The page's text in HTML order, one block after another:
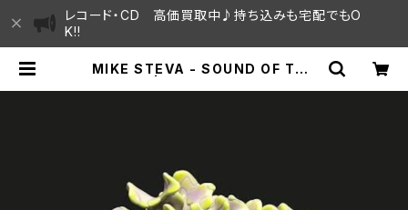
レコード・CD 高価買取中♪持ち込みも宅配でもO
K!!
MIKE STEVA - SOUND OF THE